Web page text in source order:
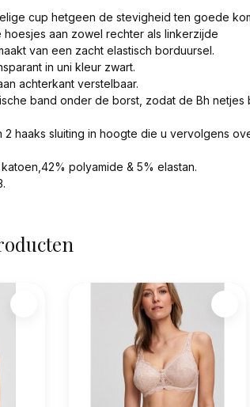
cup hetgeen de stevigheid ten goede
aan zowel rechter als linkerzijde
van een zacht elastisch borduursel.
in uni kleur zwart.
achterkant verstelbaar.
band onder de borst, zodat de Bh
2 haaks sluiting in hoogte die u vervolgens
polyamide & 5% elastan.